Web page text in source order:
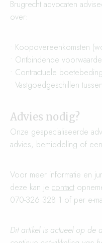
Brugrecht advocaten
over:
• Koopovereenkomsten
• Ontbindende
• Contractuele
• Vastgoedgeschillen
Advies nodig?
Onze gespecialiseerde
advies, bemiddeling of
Voor meer informatie en
deze kan je contact
070-326 328 1 of per e-
Dit artikel is actueel op de